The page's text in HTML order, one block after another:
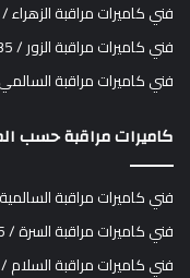
فني كاميرات مراقبة الزهراء / 92222535 /
فني كاميرات مراقبة الزور / 92222535 /
فني كاميرات مراقبة السالمي /
كاميرات مراقبة حسب
فني كاميرات مراقبة السالمية /
فني كاميرات مراقبة السرة / 92222535 /
فني كاميرات مراقبة السلام / 92222535 /